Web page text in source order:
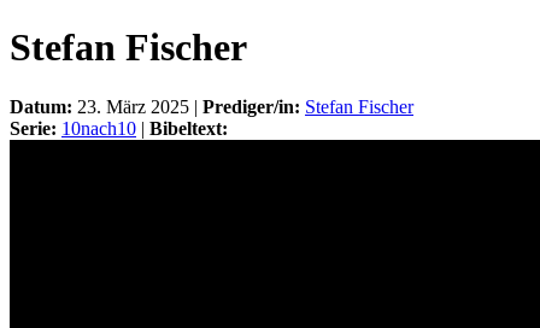
Stefan Fischer
Datum: 23. März 2025 | Prediger/in: Stefan Fischer
Serie: 10nach10 | Bibeltext: